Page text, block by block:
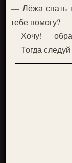
— Лёжа спать
тебе помогу?
— Хочу! —
— Тогда